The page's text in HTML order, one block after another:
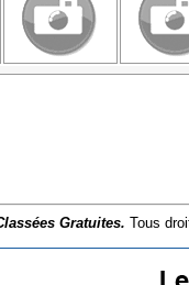
Gratuites. Tous